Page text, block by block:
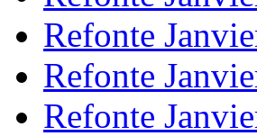
Refonte
Refonte
Refonte